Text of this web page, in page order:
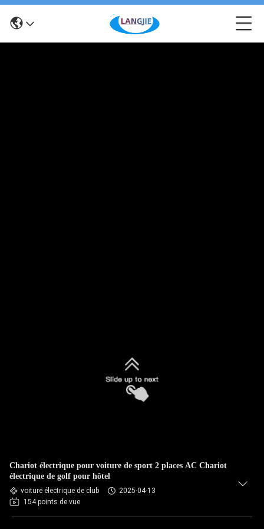
Chariot électrique pour voiture de sport 2 places AC Chariot
électrique de golf pour hôtel
voiture électrique de club
2025-04-13
154 points de vue